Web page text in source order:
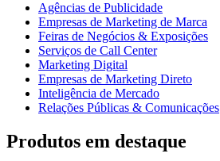
Agências de Publicidade
Empresas de Marketing de Marca
Feiras de Negócios & Exposições
Serviços de Call Center
Marketing Digital
Empresas de Marketing Direto
Inteligência de Mercado
Relações Públicas & Comunicações
Produtos em destaque